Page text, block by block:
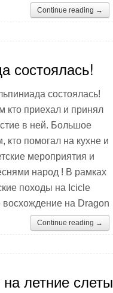
Continue reading →
состоялась!
состоялась!
кто приехал и принял
в ней. Большое
кто помогал на кухне и
мероприятия и
народ ! В рамках
походы на Icicle
на Dragon
Continue reading →
летние слеты